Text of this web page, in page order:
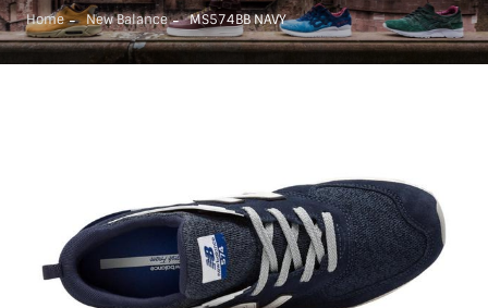
Home New Balance MS574BB NAVY